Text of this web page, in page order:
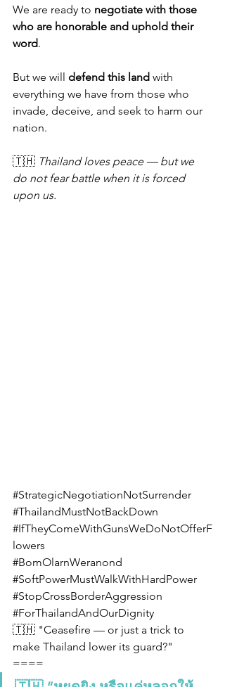
We are ready to negotiate with those
who are honorable and uphold their
word.
But we will defend this land with
everything we have from those who
invade, deceive, and seek to harm our
nation.
🇹🇭 Thailand loves peace — but we
do not fear battle when it is forced
upon us.
#StrategicNegotiationNotSurrender
#ThailandMustNotBackDown
#IfTheyComeWithGunsWeDoNotOfferF
lowers
#BomOlarnWeranond
#SoftPowerMustWalkWithHardPower
#StopCrossBorderAggression
#ForThailandAndOurDignity
🇹🇭 "Ceasefire — or just a trick to
make Thailand lower its guard?"
====